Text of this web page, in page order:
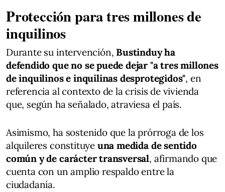
Protección para tres millones de
inquilinos
Durante su intervención, Bustinduy ha
defendido que no se puede dejar "a tres millones
de inquilinos e inquilinas desprotegidos", en
referencia al contexto de la crisis de vivienda
que, según ha señalado, atraviesa el país.
Asimismo, ha sostenido que la prórroga de los
alquileres constituye una medida de sentido
común y de carácter transversal, afirmando que
cuenta con un amplio respaldo entre la
ciudadanía.